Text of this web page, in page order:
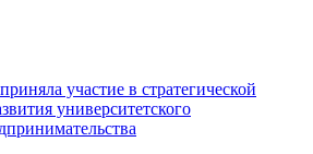
участие в стратегической
университетского